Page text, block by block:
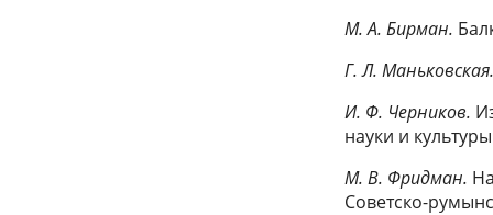
М. А. Бирман.
Г. Л.
И. Ф. Черников.
науки и
М. В. Фридман.
Советско-